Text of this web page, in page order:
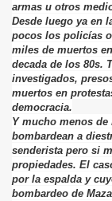
armas u otros
Desde luego ya en
pocos los policías
miles de muertos
decada de los 80s.
investigados,
muertos en
democracia.
Y mucho menos de
bombardean a
senderista pero si
propiedades. El
por la espalda y
bombardeo de